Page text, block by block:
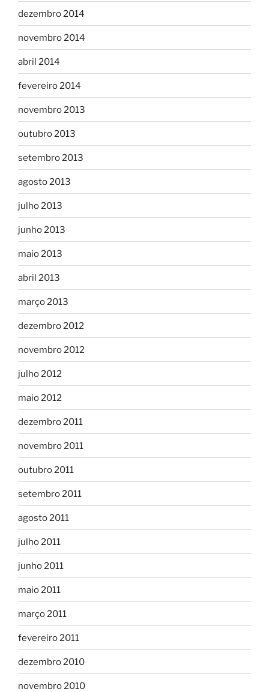
dezembro 2014
novembro 2014
abril 2014
fevereiro 2014
novembro 2013
outubro 2013
setembro 2013
agosto 2013
julho 2013
junho 2013
maio 2013
abril 2013
março 2013
dezembro 2012
novembro 2012
julho 2012
maio 2012
dezembro 2011
novembro 2011
outubro 2011
setembro 2011
agosto 2011
julho 2011
junho 2011
maio 2011
março 2011
fevereiro 2011
dezembro 2010
novembro 2010